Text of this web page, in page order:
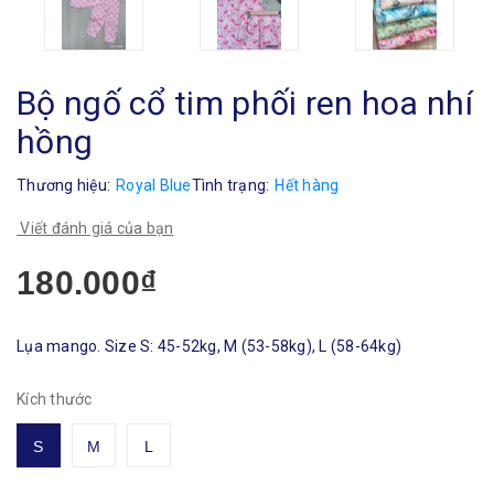
Bộ ngố cổ tim phối ren hoa nhí
hồng
Thương hiệu: Royal BlueTình trạng: Hết hàng
Viết đánh giá của bạn
180.000₫
Lụa mango. Size S: 45-52kg, M (53-58kg), L (58-64kg)
Kích thước
S M L